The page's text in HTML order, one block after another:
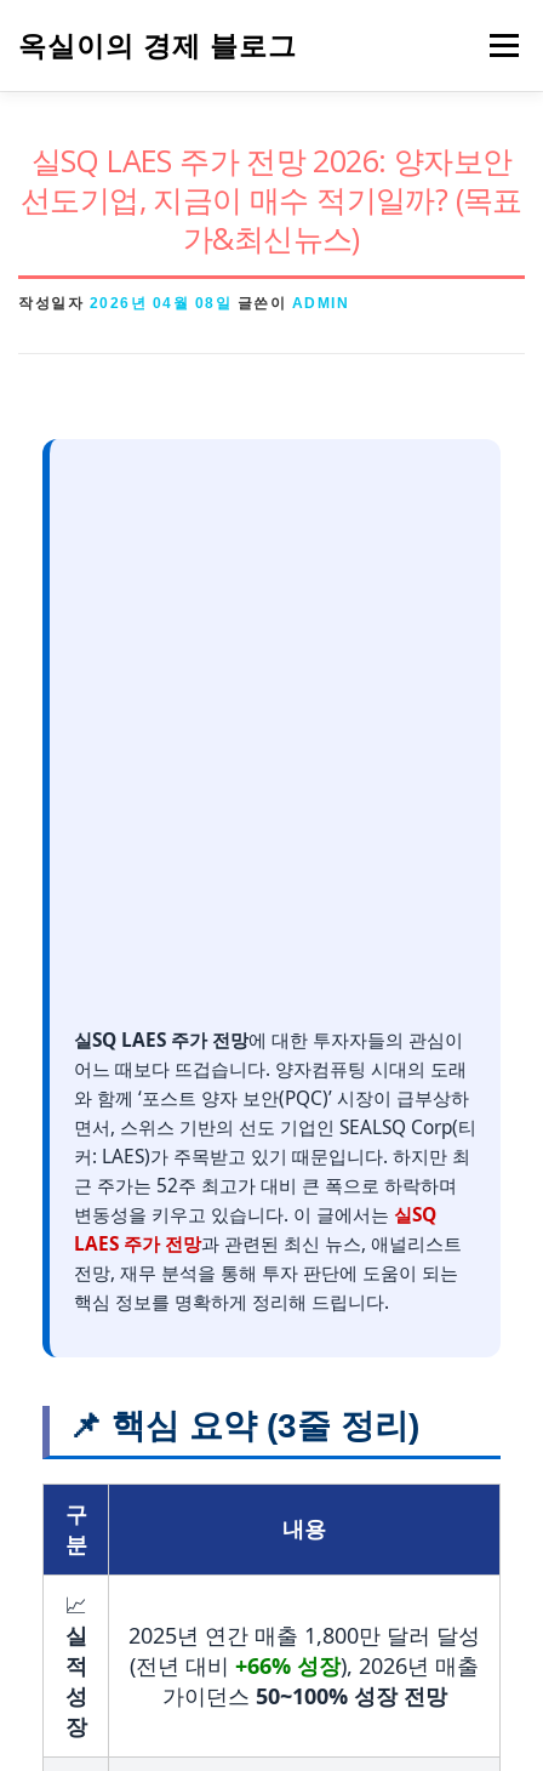
으
옥실이의 경제 블로그 메뉴
실SQ LAES 주가 전망 2026: 양자보안
선도기업, 지금이 매수 적기일까? (목표
가&최신뉴스)
작성일자 2026년 04월 08일 글쓴이 ADMIN
실SQ LAES 주가 전망에 대한 투자자들의 관심이
어느 때보다 뜨겁습니다. 양자컴퓨팅 시대의 도래
와 함께 ‘포스트 양자 보안(PQC)’ 시장이 급부상하
면서, 스위스 기반의 선도 기업인 SEALSQ Corp(티
커: LAES)가 주목받고 있기 때문입니다. 하지만 최
근 주가는 52주 최고가 대비 큰 폭으로 하락하며
변동성을 키우고 있습니다. 이 글에서는 실SQ
LAES 주가 전망과 관련된 최신 뉴스, 애널리스트
전망, 재무 분석을 통해 투자 판단에 도움이 되는
핵심 정보를 명확하게 정리해 드립니다.
📌 핵심 요약 (3줄 정리)
구
분
내용
📈
실
적
성
장
2025년 연간 매출 1,800만 달러 달성
(전년 대비 +66% 성장), 2026년 매출
가이던스 50~100% 성장 전망